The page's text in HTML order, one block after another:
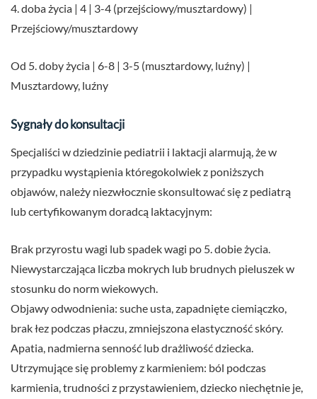
4. doba życia | 4 | 3-4 (przejściowy/musztardowy) |
Przejściowy/musztardowy
Od 5. doby życia | 6-8 | 3-5 (musztardowy, luźny) |
Musztardowy, luźny
Sygnały do konsultacji
Specjaliści w dziedzinie pediatrii i laktacji alarmują, że w
przypadku wystąpienia któregokolwiek z poniższych
objawów, należy niezwłocznie skonsultować się z pediatrą
lub certyfikowanym doradcą laktacyjnym:
Brak przyrostu wagi lub spadek wagi po 5. dobie życia.
Niewystarczająca liczba mokrych lub brudnych pieluszek w
stosunku do norm wiekowych.
Objawy odwodnienia: suche usta, zapadnięte ciemiączko,
brak łez podczas płaczu, zmniejszona elastyczność skóry.
Apatia, nadmierna senność lub drażliwość dziecka.
Utrzymujące się problemy z karmieniem: ból podczas
karmienia, trudności z przystawieniem, dziecko niechętnie je,